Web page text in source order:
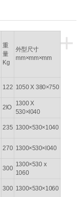
+
重
量
Kg
外型尺寸
mm×mm×mm
122 1050 X 380×750
2lO
1300 X
530×l040
235 1300×530×1040
270 1300×530×l040
300
1300×530 x
1060
300 1300×530×1060